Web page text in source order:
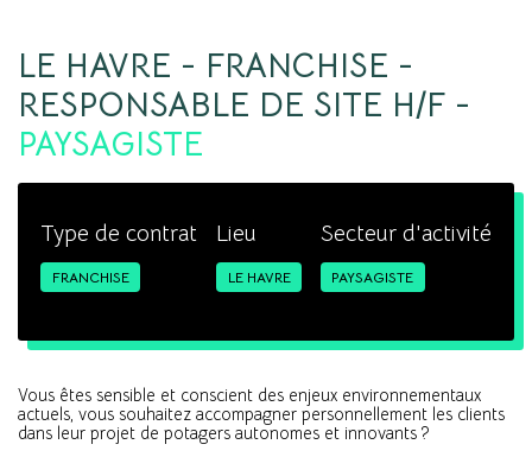
LE HAVRE - FRANCHISE -
RESPONSABLE DE SITE H/F -
PAYSAGISTE
Type de contrat
FRANCHISE
Lieu
LE HAVRE
Secteur d'activité
PAYSAGISTE
Vous êtes sensible et conscient des enjeux environnementaux
actuels, vous souhaitez accompagner personnellement les clients
dans leur projet de potagers autonomes et innovants ?